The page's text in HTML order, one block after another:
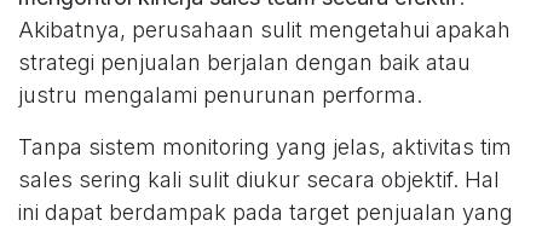
Akibatnya, perusahaan sulit mengetahui apakah
strategi penjualan berjalan dengan baik atau
justru mengalami penurunan performa.
Tanpa sistem monitoring yang jelas, aktivitas tim
sales sering kali sulit diukur secara objektif. Hal
ini dapat berdampak pada target penjualan yang